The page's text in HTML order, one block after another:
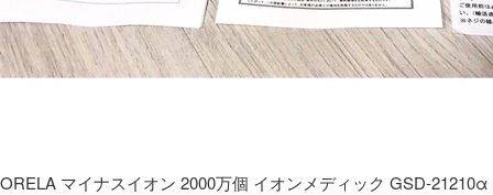
ORELA マイナスイオン 2000万個 イオンメディック GSD-21210α